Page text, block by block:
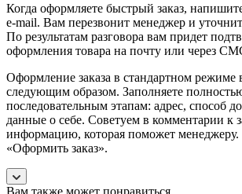
Когда оформляете быстрый заказ,
e-mail. Вам перезвонит менеджер и уточнит
По результатам разговора вам придет
оформления товара на почту или через
Оформление заказа в стандартном режиме
следующим образом. Заполняете
последовательным этапам: адрес, способ
данные о себе. Советуем в комментарии к
информацию, которая поможет
«Оформить заказ».
Вам также может понравиться